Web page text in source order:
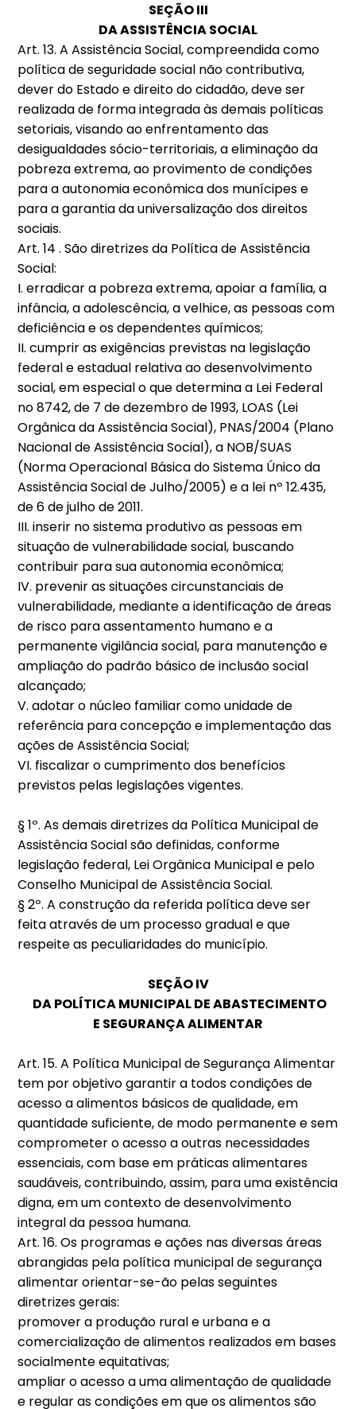
SEÇÃO III
DA ASSISTÊNCIA SOCIAL
Art. 13. A Assistência Social, compreendida como
política de seguridade social não contributiva,
dever do Estado e direito do cidadão, deve ser
realizada de forma integrada às demais políticas
setoriais, visando ao enfrentamento das
desigualdades sócio-territoriais, a eliminação da
pobreza extrema, ao provimento de condições
para a autonomia econômica dos munícipes e
para a garantia da universalização dos direitos
sociais.
Art. 14 . São diretrizes da Política de Assistência
Social:
I. erradicar a pobreza extrema, apoiar a família, a
infância, a adolescência, a velhice, as pessoas com
deficiência e os dependentes químicos;
II. cumprir as exigências previstas na legislação
federal e estadual relativa ao desenvolvimento
social, em especial o que determina a Lei Federal
no 8742, de 7 de dezembro de 1993, LOAS (Lei
Orgânica da Assistência Social), PNAS/2004 (Plano
Nacional de Assistência Social), a NOB/SUAS
(Norma Operacional Básica do Sistema Único da
Assistência Social de Julho/2005) e a lei nº 12.435,
de 6 de julho de 2011.
III. inserir no sistema produtivo as pessoas em
situação de vulnerabilidade social, buscando
contribuir para sua autonomia econômica;
IV. prevenir as situações circunstanciais de
vulnerabilidade, mediante a identificação de áreas
de risco para assentamento humano e a
permanente vigilância social, para manutenção e
ampliação do padrão básico de inclusão social
alcançado;
V. adotar o núcleo familiar como unidade de
referência para concepção e implementação das
ações de Assistência Social;
VI. fiscalizar o cumprimento dos benefícios
previstos pelas legislações vigentes.
§ 1º. As demais diretrizes da Política Municipal de
Assistência Social são definidas, conforme
legislação federal, Lei Orgânica Municipal e pelo
Conselho Municipal de Assistência Social.
§ 2º. A construção da referida política deve ser
feita através de um processo gradual e que
respeite as peculiaridades do município.
SEÇÃO IV
DA POLÍTICA MUNICIPAL DE ABASTECIMENTO
E SEGURANÇA ALIMENTAR
Art. 15. A Política Municipal de Segurança Alimentar
tem por objetivo garantir a todos condições de
acesso a alimentos básicos de qualidade, em
quantidade suficiente, de modo permanente e sem
comprometer o acesso a outras necessidades
essenciais, com base em práticas alimentares
saudáveis, contribuindo, assim, para uma existência
digna, em um contexto de desenvolvimento
integral da pessoa humana.
Art. 16. Os programas e ações nas diversas áreas
abrangidas pela política municipal de segurança
alimentar orientar-se-ão pelas seguintes
diretrizes gerais:
promover a produção rural e urbana e a
comercialização de alimentos realizados em bases
socialmente equitativas;
ampliar o acesso a uma alimentação de qualidade
e regular as condições em que os alimentos são